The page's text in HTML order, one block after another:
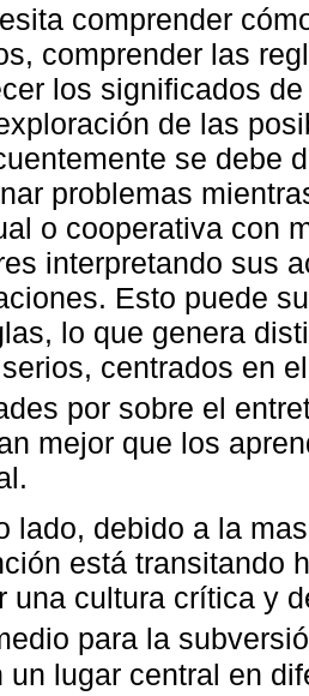
comprender
comprender las
los significados
de las
se debe
problemas
o cooperativa con
interpretando sus
Esto puede
lo que genera
centrados en
por sobre el
mejor que los
lado, debido a la
está transitando
una cultura crítica y
para la
un lugar central en